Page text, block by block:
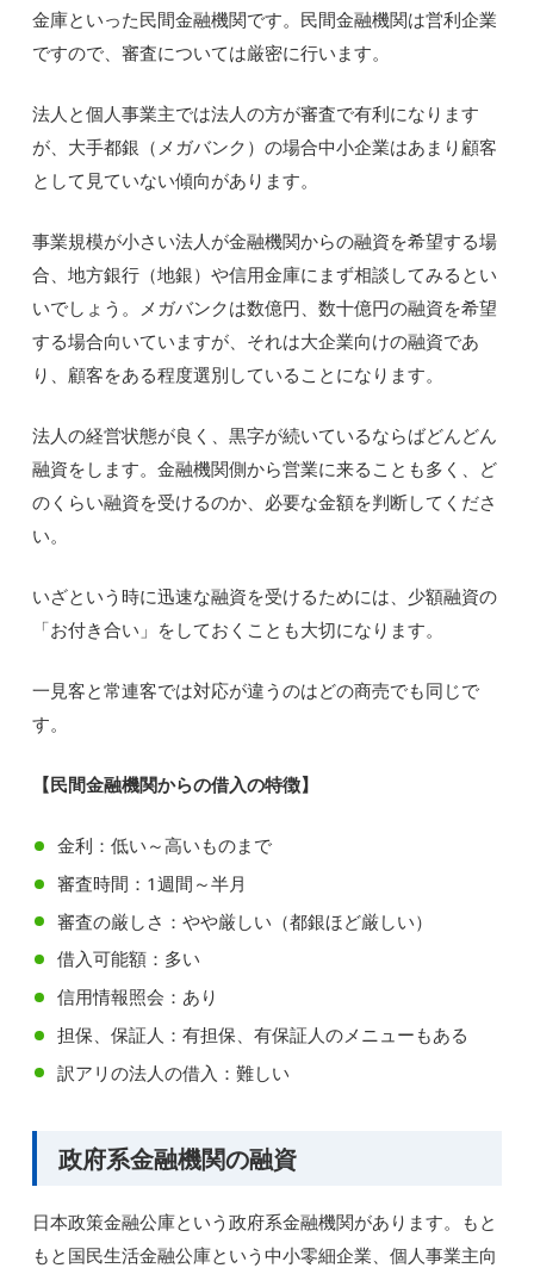
金庫といった民間金融機関です。民間金融機関は営利企業
ですので、審査については厳密に行います。
法人と個人事業主では法人の方が審査で有利になります
が、大手都銀（メガバンク）の場合中小企業はあまり顧客
として見ていない傾向があります。
事業規模が小さい法人が金融機関からの融資を希望する場
合、地方銀行（地銀）や信用金庫にまず相談してみるとい
いでしょう。メガバンクは数億円、数十億円の融資を希望
する場合向いていますが、それは大企業向けの融資であ
り、顧客をある程度選別していることになります。
法人の経営状態が良く、黒字が続いているならばどんどん
融資をします。金融機関側から営業に来ることも多く、ど
のくらい融資を受けるのか、必要な金額を判断してくださ
い。
いざという時に迅速な融資を受けるためには、少額融資の
「お付き合い」をしておくことも大切になります。
一見客と常連客では対応が違うのはどの商売でも同じで
す。
【民間金融機関からの借入の特徴】
金利：低い～高いものまで
審査時間：1週間～半月
審査の厳しさ：やや厳しい（都銀ほど厳しい）
借入可能額：多い
信用情報照会：あり
担保、保証人：有担保、有保証人のメニューもある
訳アリの法人の借入：難しい
政府系金融機関の融資
日本政策金融公庫という政府系金融機関があります。もと
もと国民生活金融公庫という中小零細企業、個人事業主向